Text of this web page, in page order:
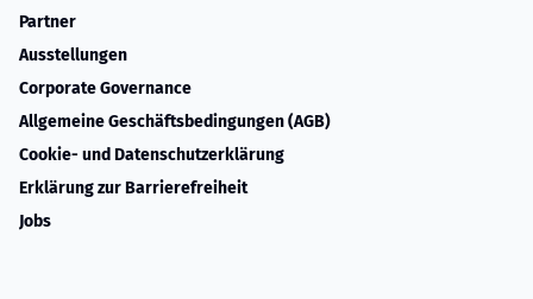
Partner
Ausstellungen
Corporate Governance
Allgemeine Geschäftsbedingungen (AGB)
Cookie- und Datenschutzerklärung
Erklärung zur Barrierefreiheit
Jobs